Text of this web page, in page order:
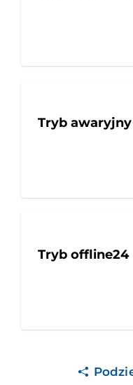
Tryb awaryjny
Tryb offline24